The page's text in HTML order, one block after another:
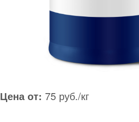
Цена от: 75 руб./кг